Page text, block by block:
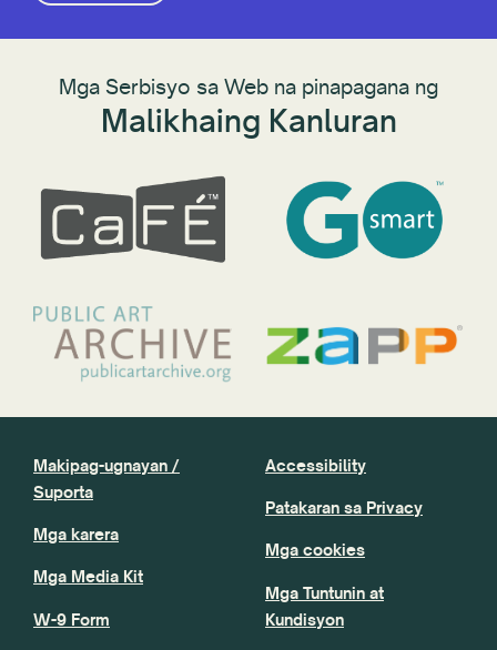
Mga Serbisyo sa Web na pinapagana ng
Malikhaing Kanluran
Makipag-ugnayan /
Suporta
Mga karera
Mga Media Kit
W-9 Form
Accessibility
Patakaran sa Privacy
Mga cookies
Mga Tuntunin at
Kundisyon